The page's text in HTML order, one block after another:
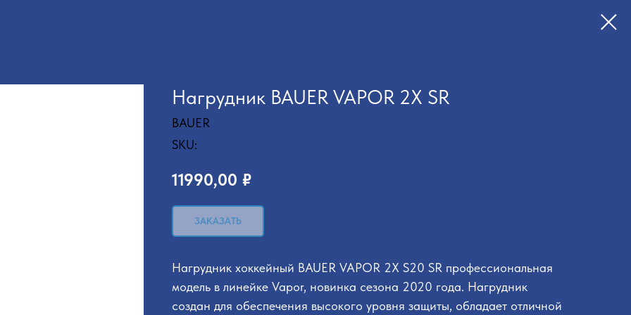
Нагрудник BAUER VAPOR 2X SR
BAUER
SKU:
11990,00 ₽
ЗАКАЗАТЬ
Нагрудник хоккейный BAUER VAPOR 2X S20 SR профессиональная
модель в линейке Vapor, новинка сезона 2020 года. Нагрудник
создан для обеспечения высокого уровня защиты, обладает отличной